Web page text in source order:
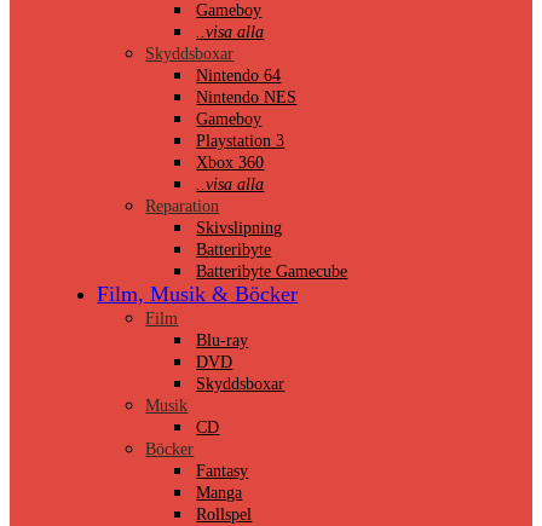
Gameboy
..visa alla
Skyddsboxar
Nintendo 64
Nintendo NES
Gameboy
Playstation 3
Xbox 360
..visa alla
Reparation
Skivslipning
Batteribyte
Batteribyte Gamecube
Film, Musik & Böcker
Film
Blu-ray
DVD
Skyddsboxar
Musik
CD
Böcker
Fantasy
Manga
Rollspel